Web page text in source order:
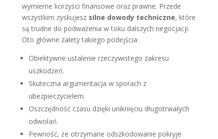
wymierne korzyści finansowe oraz prawne. Przede
wszystkim zyskujesz silne dowody techniczne, które
są trudne do podważenia w toku dalszych negocjacji.
Oto główne zalety takiego podejścia:
Obiektywne ustalenie rzeczywistego zakresu
uszkodzeń.
Skuteczna argumentacja w sporach z
ubezpieczycielem.
Oszczędność czasu dzięki uniknięciu długotrwałych
odwołań.
Pewność, że otrzymane odszkodowanie pokryje